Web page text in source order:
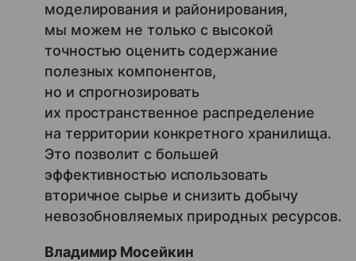
моделирования и районирования,
мы можем не только с высокой
точностью оценить содержание
полезных компонентов,
но и спрогнозировать
их пространственное распределение
на территории конкретного хранилища.
Это позволит с большей
эффективностью использовать
вторичное сырье и снизить добычу
невозобновляемых природных ресурсов.
Владимир Мосейкин